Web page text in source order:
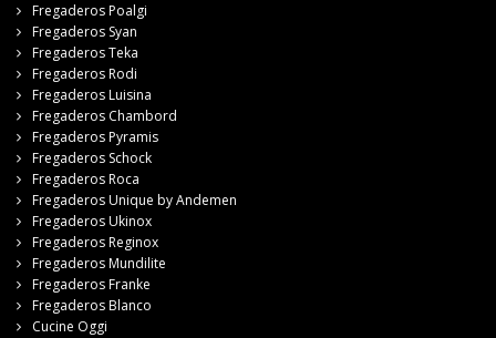
Fregaderos Poalgi
Fregaderos Syan
Fregaderos Teka
Fregaderos Rodi
Fregaderos Luisina
Fregaderos Chambord
Fregaderos Pyramis
Fregaderos Schock
Fregaderos Roca
Fregaderos Unique by Andemen
Fregaderos Ukinox
Fregaderos Reginox
Fregaderos Mundilite
Fregaderos Franke
Fregaderos Blanco
Cucine Oggi